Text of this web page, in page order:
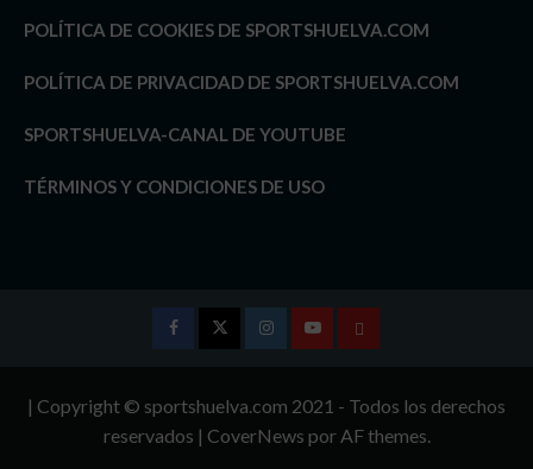
POLÍTICA DE COOKIES DE SPORTSHUELVA.COM
POLÍTICA DE PRIVACIDAD DE SPORTSHUELVA.COM
SPORTSHUELVA-CANAL DE YOUTUBE
TÉRMINOS Y CONDICIONES DE USO
InstagramYoutubeTÉRMINOS
CONDICIONES
| Copyright © sportshuelva.com 2021 - Todos los derechos
reservados | CoverNews por AF themes.